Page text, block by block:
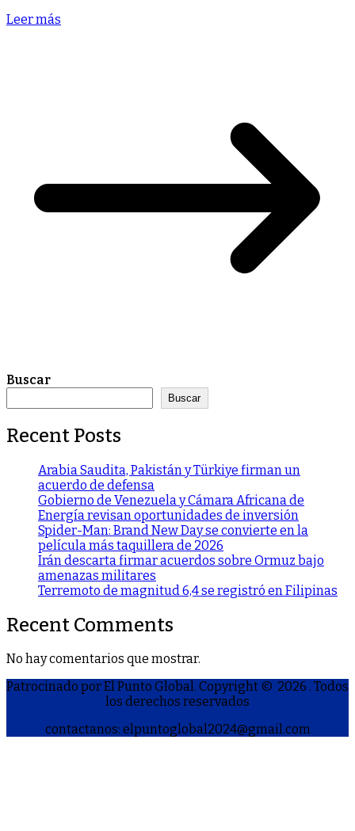
Leer más
Buscar
Buscar
Recent Posts
Arabia Saudita, Pakistán y Türkiye firman un
acuerdo de defensa
Gobierno de Venezuela y Cámara Africana de
Energía revisan oportunidades de inversión
Spider-Man: Brand New Day se convierte en la
película más taquillera de 2026
Irán descarta firmar acuerdos sobre Ormuz bajo
amenazas militares
Terremoto de magnitud 6,4 se registró en Filipinas
Recent Comments
No hay comentarios que mostrar.
Patrocinado por El Punto Global. Copyright © 2026 . Todos
los derechos reservados
contactanos: elpuntoglobal2024@gmail.com